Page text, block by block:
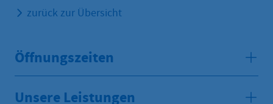
zurück zur Übersicht
Öffnungszeiten
Unsere Leistungen